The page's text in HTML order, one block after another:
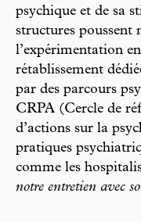
psychique et de sa
structures poussent
l’expérimentation
rétablissement
par des parcours
CRPA (Cercle de
d’actions sur la
pratiques
comme les
notre entretien avec